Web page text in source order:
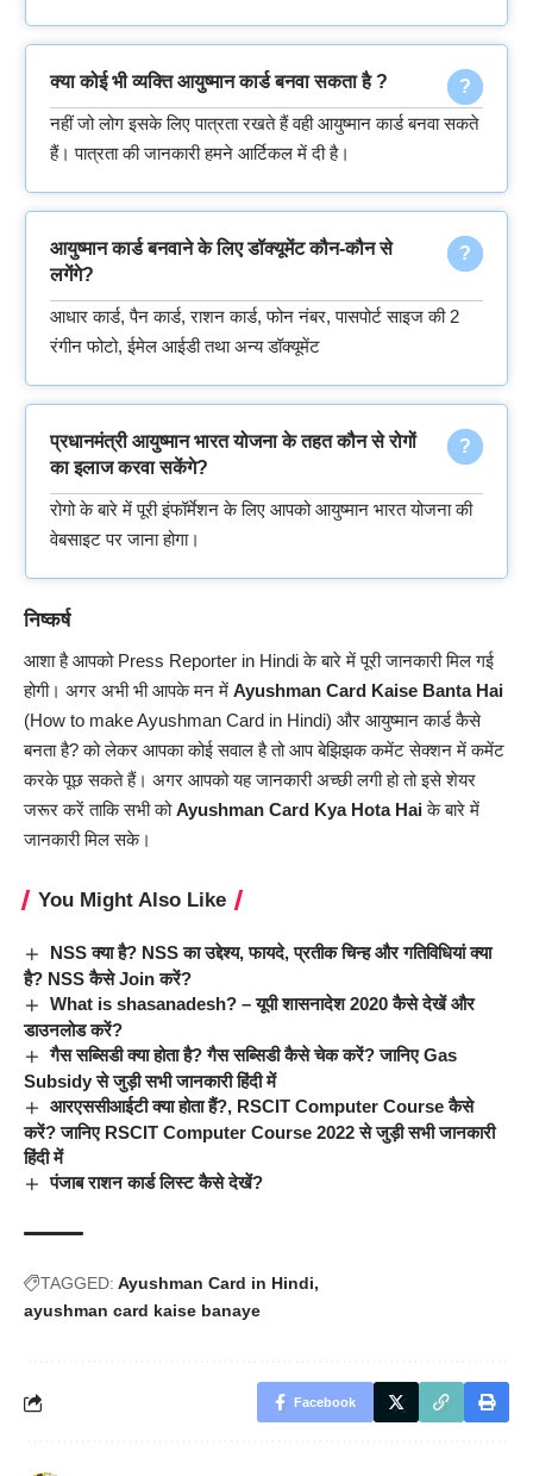
क्या कोई भी व्यक्ति आयुष्मान कार्ड बनवा सकता है ?
नहीं जो लोग इसके लिए पात्रता रखते हैं वही आयुष्मान कार्ड बनवा सकते
हैं। पात्रता की जानकारी हमने आर्टिकल में दी है।
आयुष्मान कार्ड बनवाने के लिए डॉक्यूमेंट कौन-कौन से
लगेंगे?
आधार कार्ड, पैन कार्ड, राशन कार्ड, फोन नंबर, पासपोर्ट साइज की 2
रंगीन फोटो, ईमेल आईडी तथा अन्य डॉक्यूमेंट
प्रधानमंत्री आयुष्मान भारत योजना के तहत कौन से रोगों
का इलाज करवा सकेंगे?
रोगो के बारे में पूरी इंफॉर्मेशन के लिए आपको आयुष्मान भारत योजना की
वेबसाइट पर जाना होगा।
निष्कर्ष
आशा है आपको Press Reporter in Hindi के बारे में पूरी जानकारी मिल गई
होगी। अगर अभी भी आपके मन में Ayushman Card Kaise Banta Hai
(How to make Ayushman Card in Hindi) और आयुष्मान कार्ड कैसे
बनता है? को लेकर आपका कोई सवाल है तो आप बेझिझक कमेंट सेक्शन में कमेंट
करके पूछ सकते हैं। अगर आपको यह जानकारी अच्छी लगी हो तो इसे शेयर
जरूर करें ताकि सभी कोAyushman Card Kya Hota Haiके बारे में
जानकारी मिल सके।
You Might Also Like
NSS क्या है? NSS का उद्देश्य, फायदे, प्रतीक चिन्ह और गतिविधियां क्या
है? NSS कैसे Join करें?
What is shasanadesh? – यूपी शासनादेश 2020 कैसे देखें और
डाउनलोड करें?
गैस सब्सिडी क्या होता है? गैस सब्सिडी कैसे चेक करें? जानिए Gas
Subsidy से जुड़ी सभी जानकारी हिंदी में
आरएससीआईटी क्या होता हैं?, RSCIT Computer Course कैसे
करें? जानिए RSCIT Computer Course 2022 से जुड़ी सभी जानकारी
हिंदी में
पंजाब राशन कार्ड लिस्ट कैसे देखें?
TAGGED: Ayushman Card in Hindi
ayushman card kaise banaye
Facebook